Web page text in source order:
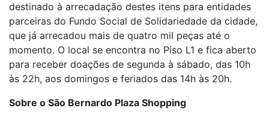
destinado à arrecadação destes itens para entidades
parceiras do Fundo Social de Solidariedade da cidade,
que já arrecadou mais de quatro mil peças até o
momento. O local se encontra no Piso L1 e fica aberto
para receber doações de segunda à sábado, das 10h
às 22h, aos domingos e feriados das 14h às 20h.
Sobre o São Bernardo Plaza Shopping